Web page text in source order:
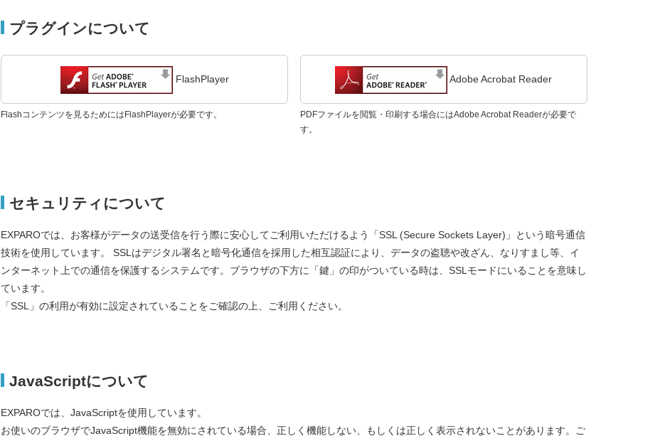
プラグインについて
FlashPlayer
Flashコンテンツを見るためにはFlashPlayerが必要です。
Adobe Acrobat Reader
PDFファイルを閲覧・印刷する場合にはAdobe Acrobat Readerが必要で
す。
セキュリティについて
EXPAROでは、お客様がデータの送受信を行う際に安心してご利用いただけるよう「SSL (Secure Sockets Layer)」という暗号通信
技術を使用しています。 SSLはデジタル署名と暗号化通信を採用した相互認証により、データの盗聴や改ざん、なりすまし等、イ
ンターネット上での通信を保護するシステムです。ブラウザの下方に「鍵」の印がついている時は、SSLモードにいることを意味し
ています。
「SSL」の利用が有効に設定されていることをご確認の上、ご利用ください。
JavaScriptについて
EXPAROでは、JavaScriptを使用しています。
お使いのブラウザでJavaScript機能を無効にされている場合、正しく機能しない、もしくは正しく表示されないことがあります。ご